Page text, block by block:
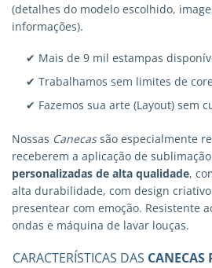
(detalhes do modelo escolhido,
informações).
✔ Mais de 9 mil estampas
✔ Trabalhamos sem limites de
✔ Fazemos sua arte (Layout) sem
Nossas Canecassão especialmente
receberem a aplicação de
personalizadas de alta qualidade,
alta durabilidade, com design
presentear com emoção. Resistente
ondas e máquina de lavar louças.
CARACTERÍSTICAS DAS CANECAS